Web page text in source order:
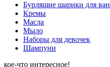
Бурлящие шарики для
Кремы
Масла
Мыло
Наборы для девочек
Шампуни
кое-что интересное!